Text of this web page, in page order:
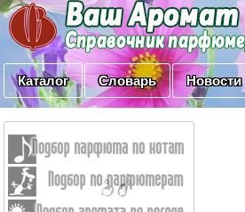
Каталог Словарь Новости